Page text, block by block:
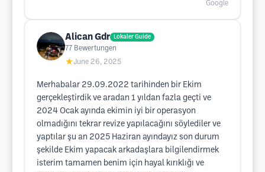
Google
Alican Gdr Lokaler Guide
77 Bewertungen
★June 26, 2025
Merhabalar 29.09.2022 tarihinden bir Ekim
gerçekleştirdik ve aradan 1 yıldan fazla geçti ve
2024 Ocak ayında ekimin iyi bir operasyon
olmadığını tekrar revize yapılacağını söylediler ve
yaptılar şu an 2025 Haziran ayındayız son durum
şekilde Ekim yapacak arkadaşlara bilgilendirmek
isterim tamamen benim için hayal kırıklığı ve